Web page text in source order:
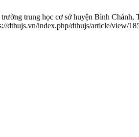
trung học cơ sở huyện Bình
dthujs.vn/index.php/dthujs/article/view/